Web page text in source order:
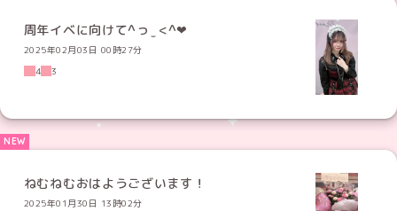
2025年02月03日 00時27分
4
3
ねむねむおはようございます！
2025年01月30日 13時02分